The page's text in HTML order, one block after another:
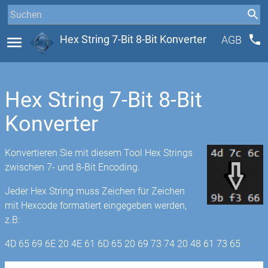
menu Hex String 7-Bit 8-Bit Konverter AGB phone
Hex String 7-Bit 8-Bit
Konverter
Konvertieren Sie mit diesem Tool Hex Strings
zwischen 7- und 8-Bit Encoding.
Jeder Hex String muss Zeichen für Zeichen
mit Hexcode formatiert eingegeben werden,
z.B:
4D 65 69 6E 20 4E 61 6D 65 20 69 73 74 20 48 61 73 65